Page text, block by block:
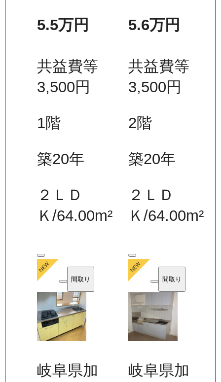
5.5万円
共益費等
3,500円
1階
築20年
２ＬＤ
Ｋ/64.00m²
5.6万円
共益費等
3,500円
2階
築20年
２ＬＤ
Ｋ /64.00m²
間取り
岐阜県加
間取り
岐阜県加